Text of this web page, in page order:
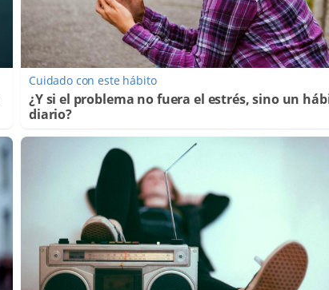
Cuidado con este hábito
¿Y si el problema no fuera el estrés, sino un
diario?